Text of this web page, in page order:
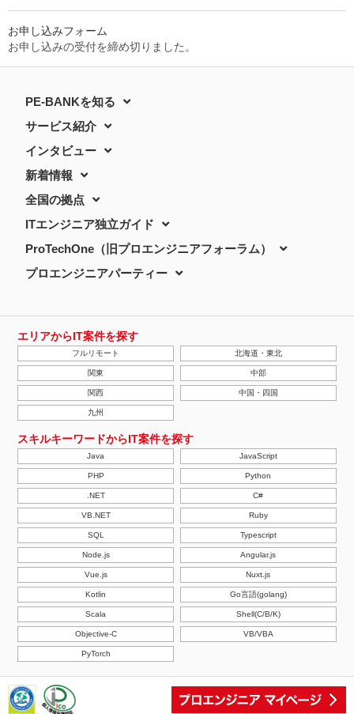
お申し込みフォーム
お申し込みの受付を締め切りました。
PE-BANKを知る
サービス紹介
インタビュー
新着情報
全国の拠点
ITエンジニア独立ガイド
ProTechOne（旧プロエンジニアフォーラム）
プロエンジニアパーティー
エリアからIT案件を探す
フルリモート 北海道・東北
関東 中部
関西 中国・四国
九州
スキルキーワードからIT案件を探す
Java JavaScript
PHP Python
.NET C#
VB.NET Ruby
SQL Typescript
Node.js Angular.js
Vue.js Nuxt.js
Kotlin Go言語(golang)
Scala Shell(C/B/K)
Objective-C VB/VBA
PyTorch